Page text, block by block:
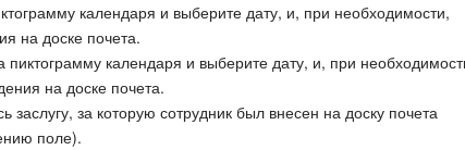
календаря и выберите дату, и, при необходимости,
на доске почета.
пиктограмму календаря и выберите дату, и, при
на доске почета.
заслугу, за которую сотрудник был внесен на доску почета
поле).